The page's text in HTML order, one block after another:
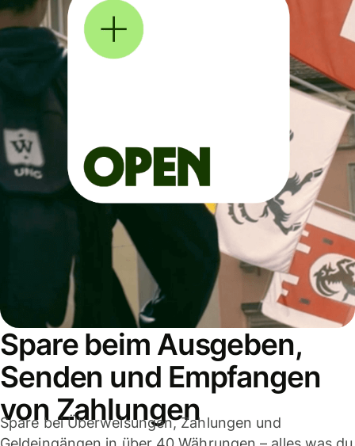
Spare beim Ausgeben,
Senden und Empfangen
von Zahlungen
Spare bei Überweisungen, Zahlungen und